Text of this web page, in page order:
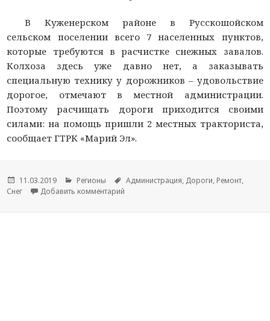
В Куженерском районе в Русскошойском
сельском поселении всего 7 населенных пунктов,
которые требуются в расчистке снежных завалов.
Колхоза здесь уже давно нет, а заказывать
специальную технику у дорожников – удовольствие
дорогое, отмечают в местной администрации.
Поэтому расчищать дороги приходится своими
силами: на помощь пришли 2 местных тракториста,
сообщает ГТРК «Марий Эл».
Опубликовано
11.03.2019 Рубрики
Регионы Метки
Администрация, Дороги, Ремонт,
Снег
Добавить комментарий